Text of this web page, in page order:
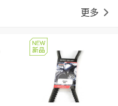
更多 